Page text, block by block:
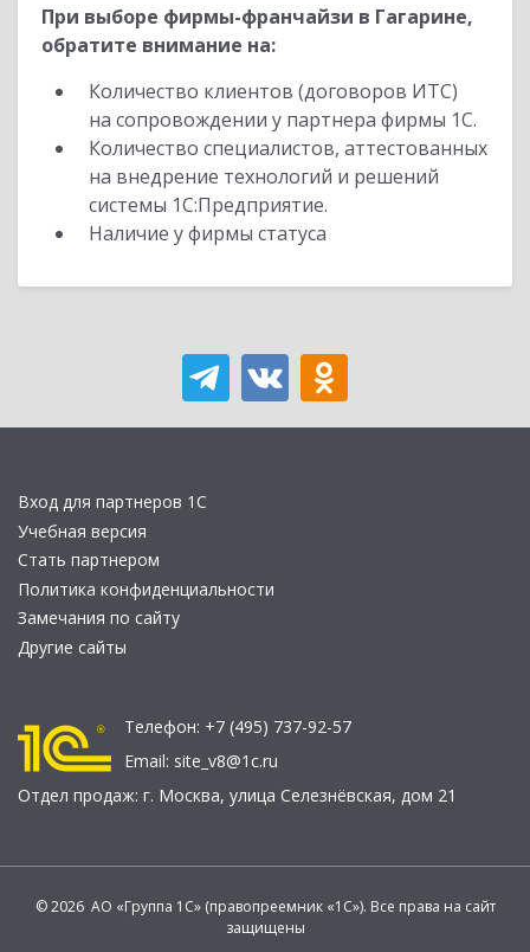
При выборе фирмы-франчайзи в Гагарине,
обратите внимание на:
Количество клиентов (договоров ИТС)
на сопровождении у партнера фирмы 1С.
Количество специалистов, аттестованных
на внедрение технологий и решений
системы 1С:Предприятие.
Наличие у фирмы статуса
Вход для партнеров 1С
Учебная версия
Стать партнером
Политика конфиденциальности
Замечания по сайту
Другие сайты
Телефон: +7 (495) 737-92-57
Email: site_v8@1c.ru
Отдел продаж: г. Москва, улица Селезнёвская, дом 21
© 2026 АО «Группа 1С» (правопреемник «1С»). Все права на сайт
защищены